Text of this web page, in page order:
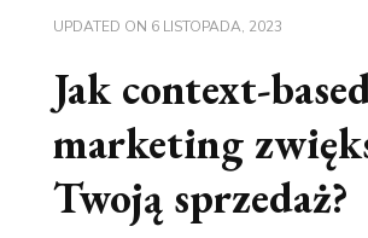
UPDATED ON 6 LISTOPADA, 2023
Jak context-
marketing
Twoją sprzedaż?